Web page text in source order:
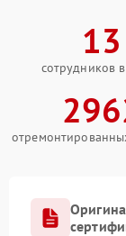
13
сотрудников